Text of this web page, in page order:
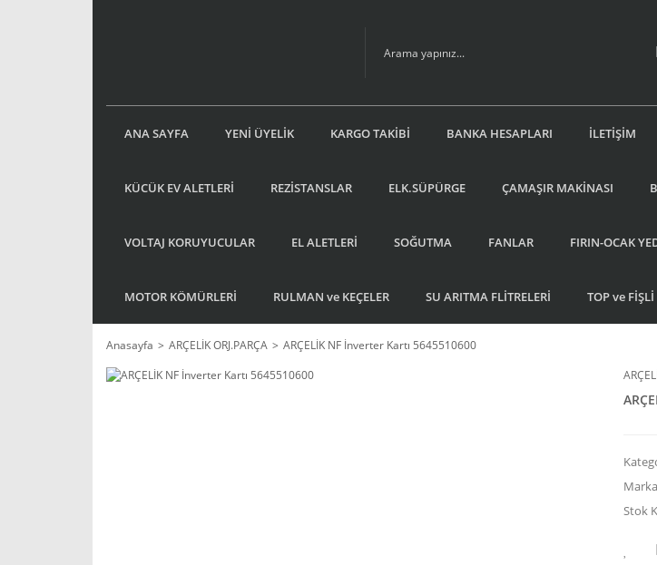
ANA SAYFA YENİ ÜYELİK KARGO TAKİBİ BANKA HESAPLARI İLETİŞİM
KÜCÜK EV ALETLERİ REZİSTANSLAR ELK.SÜPÜRGE ÇAMAŞIR MAKİNASI
VOLTAJ KORUYUCULAR EL ALETLERİ SOĞUTMA FANLAR FIRIN-OCAK
MOTOR KÖMÜRLERİ RULMAN ve KEÇELER SU ARITMA FLİTRELERİ TOP ve
Anasayfa ARÇELİK ORJ.PARÇA
ARÇELİK NF İnverter Kartı 5645510600
Marka
Stok